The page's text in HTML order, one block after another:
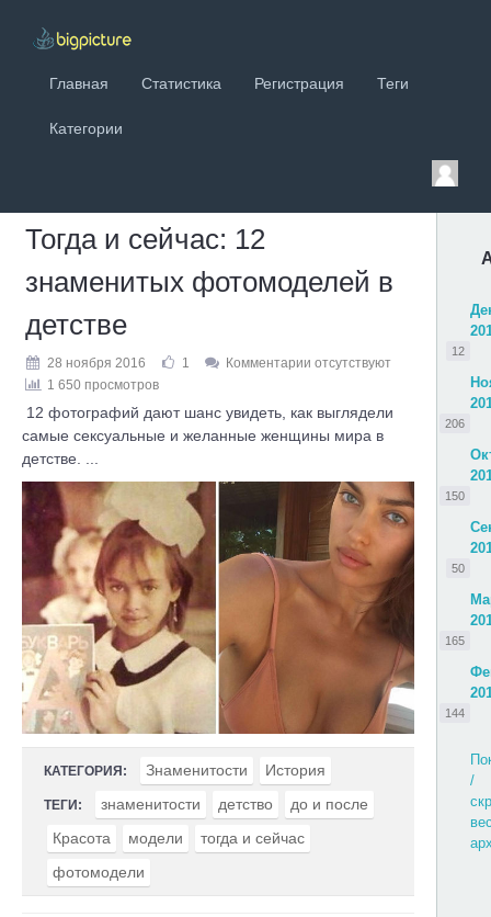
Главная Статистика Регистрация Теги
Категории
12
206
150
50
165
144
/
Тогда и сейчас: 12
знаменитых фотомоделей в
детстве
28 ноября 2016 1
Комментарии отсутствуют
1 650 просмотров
12 фотографий дают шанс увидеть, как выглядели
самые сексуальные и желанные женщины мира в
детстве. ...
КАТЕГОРИЯ: Знаменитости История
ТЕГИ: знаменитости детство
до и после
Красота
модели
тогда и сейчас
фотомодели